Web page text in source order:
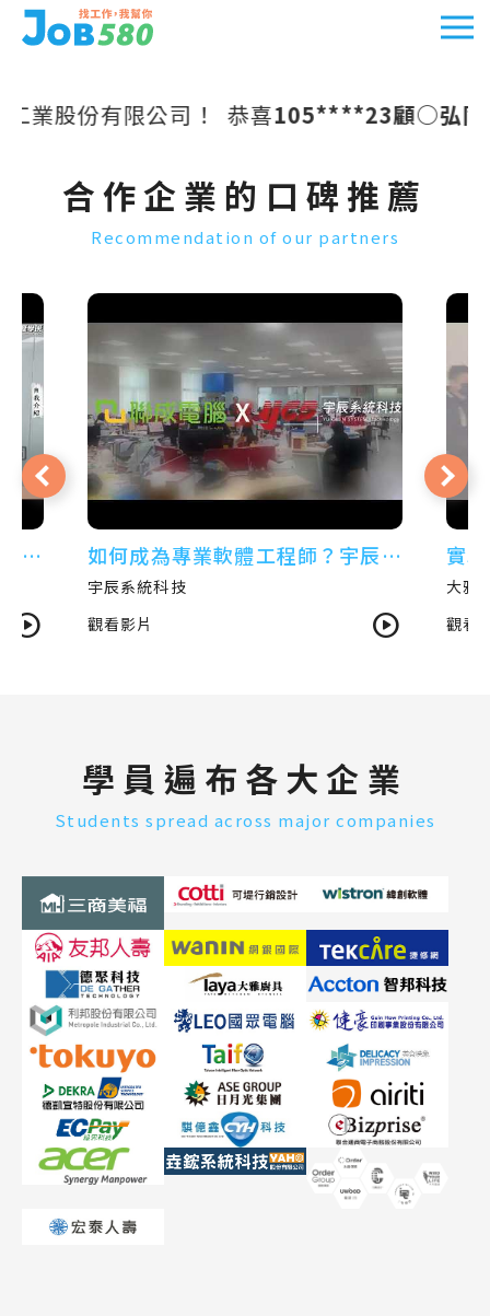
股份有限公司！ 恭喜105****23顧○弘同學
合作企業的口碑推薦
Recommendation of our partners
系
實戰經驗大公開！設計師的現場挑
戰 ft.大雅廚具
大雅廚具
觀看影片
AI
怎
晉泰
觀看
學員遍布各大企業
Students spread across major companies
0
1
2
3
4
5
6
7
8
9
0
1
0
1
2
3
4
5
6
7
8
0
1
2
3
4
5
6
7
8
9
0
1
2
3
4
5
6
7
8
9
0
1